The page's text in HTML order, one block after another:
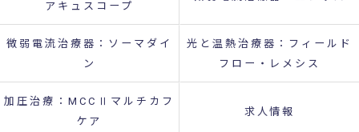
アキュスコープ
微弱電流治療器：ソーマダイ
ン
光と温熱治療器：フィールド
フロー・レメシス
加圧治療：MCCⅡマルチカフ
ケア
求人情報